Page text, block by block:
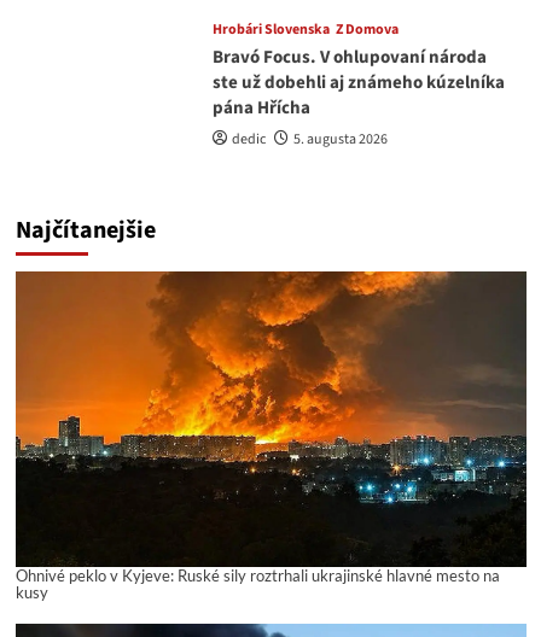
Hrobári Slovenska Z Domova
Bravó Focus. V ohlupovaní národa
ste už dobehli aj známeho kúzelníka
pána Hřícha
dedic 5. augusta 2026
Najčítanejšie
Ohnivé peklo v Kyjeve: Ruské sily roztrhali ukrajinské hlavné mesto na
kusy